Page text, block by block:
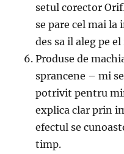
setul corector
se pare cel mai la
des sa il aleg pe
Produse de
sprancene – mi
potrivit pentru
explica clar prin
efectul se
timp.